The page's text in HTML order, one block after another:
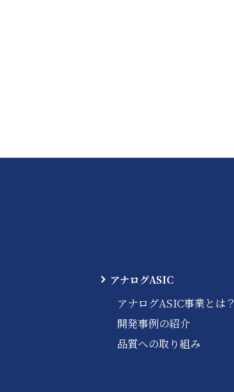
アナログASIC
アナログASIC事業とは？
開発事例の紹介
品質への取り組み